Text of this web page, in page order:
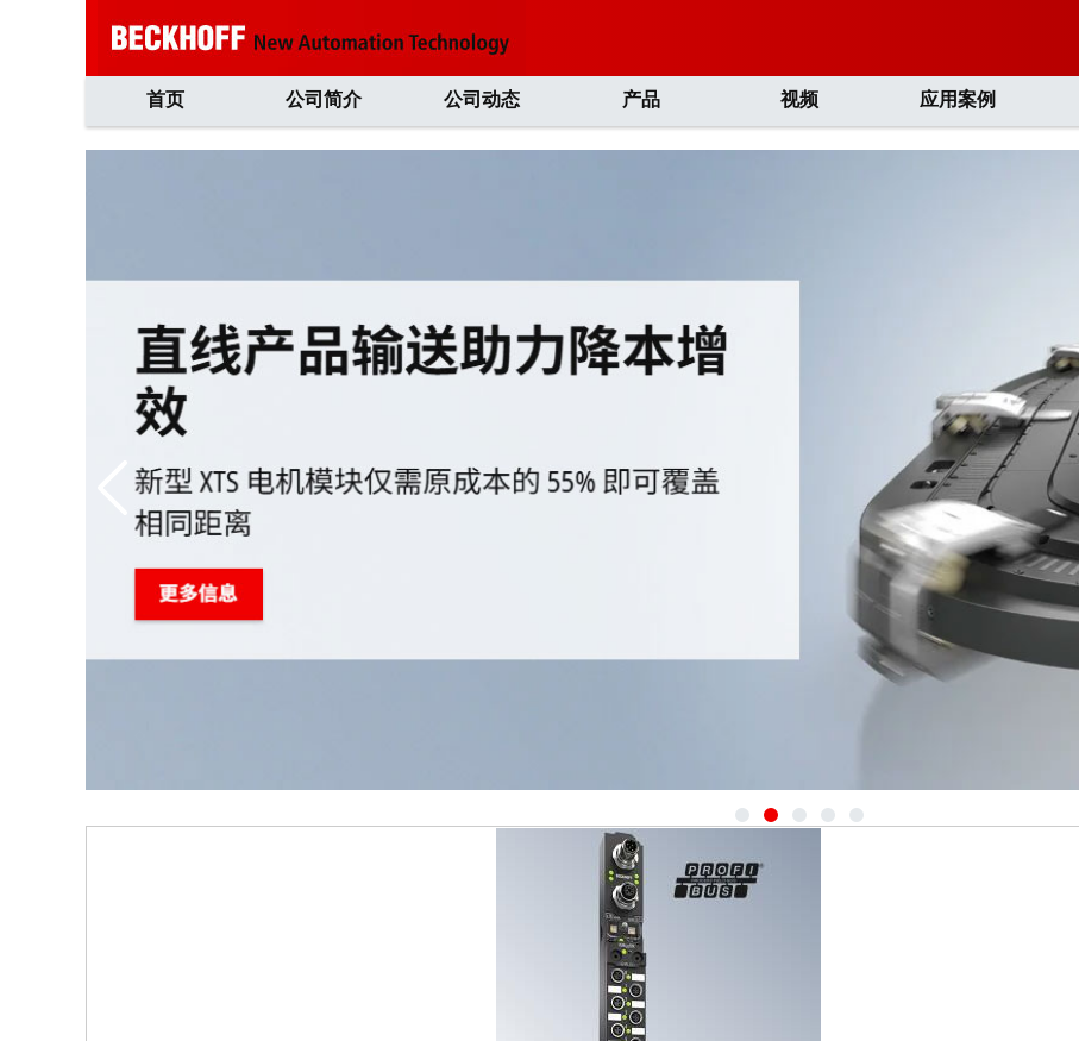
首页 公司简介 公司动态 产品 视频 应用案例